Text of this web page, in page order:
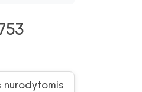
nurodytomis